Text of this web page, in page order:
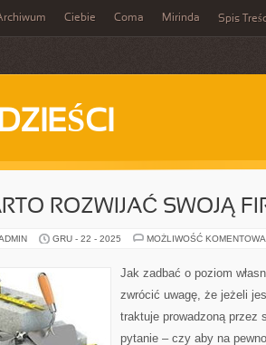
Ciebie Coma Mirinda Spis
ROZWIJAĆ SWOJĄ
GRU - 22 - 2025 MOŻLIWOŚĆ
Jak zadbać o poziom
zwrócić uwagę, że jeżeli
traktuje prowadzoną przez
pytanie – czy aby na